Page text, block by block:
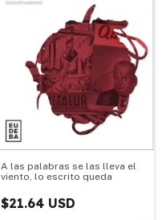
A las palabras se las lleva el
viento, lo escrito queda
$21.64 USD